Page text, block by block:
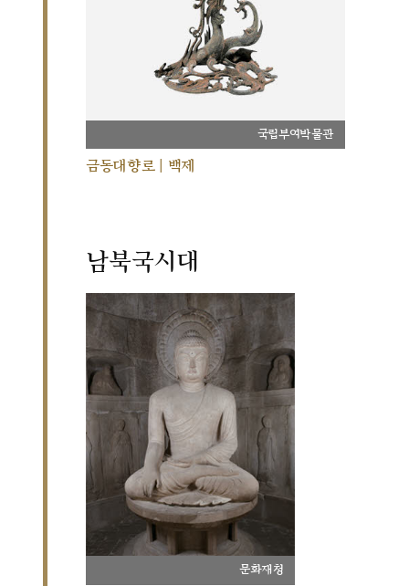
국립부여박물관
금동대향로 | 백제
남북국시대
문화재청